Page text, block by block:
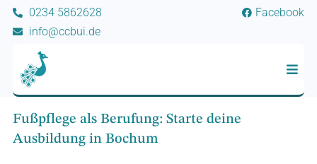
0234 5862628
info@ccbui.de
Facebook
Fußpflege als Berufung: Starte deine
Ausbildung in Bochum